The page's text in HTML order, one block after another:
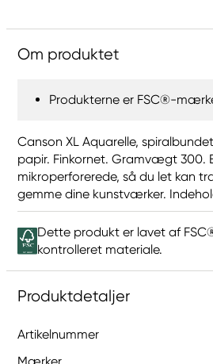
Om produktet
Produkterne er FSC®-
Canson XL Aquarelle,
papir. Finkornet. Gramvægt 300.
mikroperforerede, så du let kan
gemme dine kunstværker.
Dette produkt er lavet af
kontrolleret materiale.
Produktdetaljer
Artikelnummer